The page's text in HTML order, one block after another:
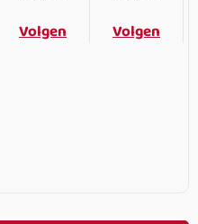
Volgen
Volgen